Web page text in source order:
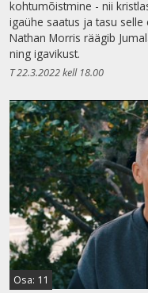
kohtumõistmine - nii
igaühe saatus ja tasu
Nathan Morris räägib
ning igavikust.
T 22.3.2022 kell 18.00
Osa: 11